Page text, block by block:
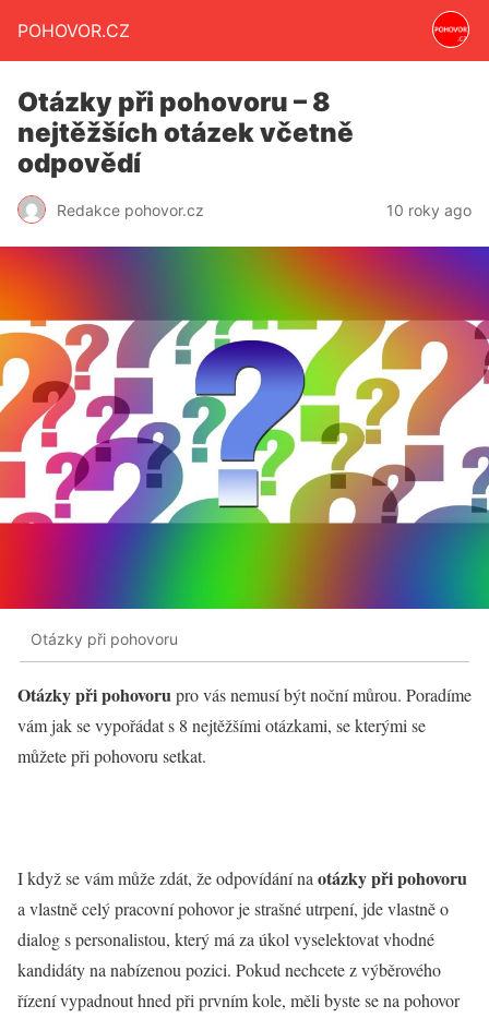
POHOVOR.CZ
Otázky při pohovoru – 8
nejtěžších otázek včetně
odpovědí
Redakce pohovor.cz 10 roky ago
Otázky při pohovoru
Otázky při pohovorupro vás nemusí být noční můrou. Poradíme
vám jak se vypořádat s 8 nejtěžšími otázkami, se kterými se
můžete při pohovoru setkat.
I když se vám může zdát, že odpovídání naotázky při pohovoru
a vlastně celý pracovní pohovor je strašné utrpení, jde vlastně o
dialog s personalistou, který má za úkol vyselektovat vhodné
kandidáty na nabízenou pozici. Pokud nechcete z výběrového
řízení vypadnout hned při prvním kole, měli byste se na pohovor